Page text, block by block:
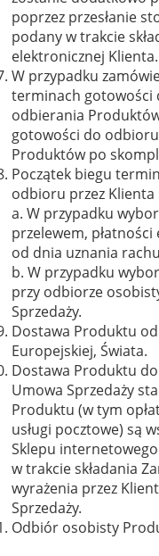
poprzez przesłanie
podany w trakcie
elektronicznej Klienta.
W przypadku
terminach gotowości
odbierania
gotowości do
Produktów po
Początek biegu
odbioru przez Klienta
a. W przypadku
przelewem,
od dnia uznania
b. W przypadku
przy odbiorze
Sprzedaży.
Dostawa Produktu
Europejskiej, Świata.
Dostawa Produktu
Umowa Sprzedaży
Produktu (w tym
usługi pocztowe) są
Sklepu internetowego
w trakcie składania
wyrażenia przez
Sprzedaży.
Odbiór osobisty